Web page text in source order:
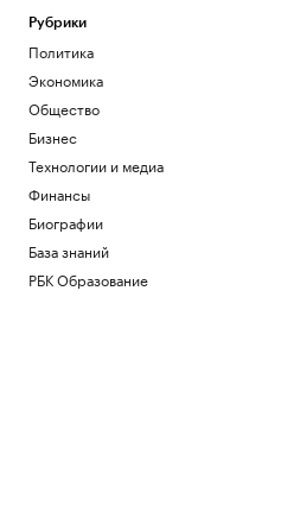
Рубрики
Политика
Экономика
Общество
Бизнес
Технологии и медиа
Финансы
Биографии
База знаний
РБК Образование